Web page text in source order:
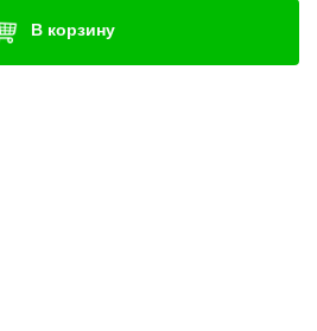
В корзину